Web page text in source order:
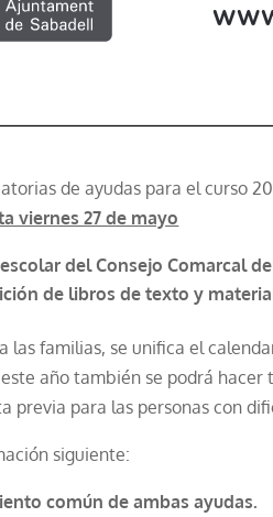
de ayudas para el curso
viernes 27 de mayo
del Consejo Comarcal
de libros de texto y
las familias, se unifica el
año también se podrá
previa para las personas con
siguiente:
común de ambas ayudas.